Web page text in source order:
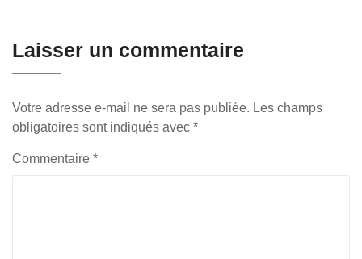
Laisser un commentaire
Votre adresse e-mail ne sera pas publiée. Les champs
obligatoires sont indiqués avec *
Commentaire *